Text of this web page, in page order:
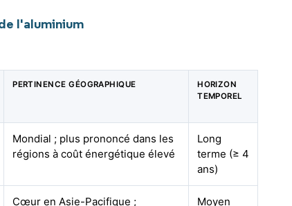
l'aluminium
PERTINENCE GÉOGRAPHIQUE
HORIZON
TEMPOREL
Mondial ; plus prononcé dans les
régions à coût énergétique élevé
Long
terme (≥ 4
ans)
Cœur en Asie-Pacifique ;
Moyen